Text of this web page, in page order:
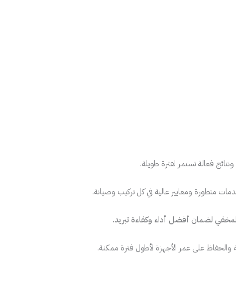
فعالة تستمر لفترة طويلة.
متطورة ومعايير عالية في كل تركيب وصيانة.
لضمان أفضل أداء وكفاءة تبريد.
والحفاظ على عمر الأجهزة لأطول فترة ممكنة.